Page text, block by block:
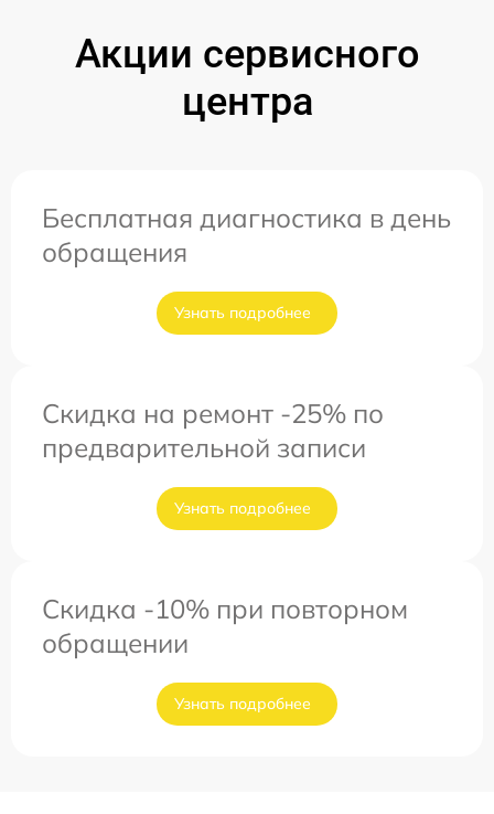
Акции сервисного
центра
Бесплатная диагностика в день
обращения
Узнать подробнее
Скидка на ремонт -25% по
предварительной записи
Узнать подробнее
Скидка -10% при повторном
обращении
Узнать подробнее